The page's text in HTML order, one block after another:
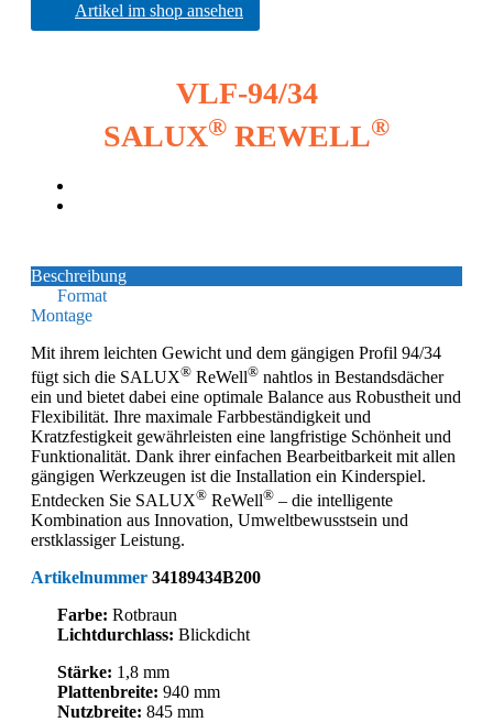
Artikel im shop ansehen
VLF-94/34
SALUX® REWELL®
Beschreibung
Format
Montage
Mit ihrem leichten Gewicht und dem gängigen Profil 94/34
fügt sich die SALUX® ReWell® nahtlos in Bestandsdächer
ein und bietet dabei eine optimale Balance aus Robustheit und
Flexibilität. Ihre maximale Farbbeständigkeit und
Kratzfestigkeit gewährleisten eine langfristige Schönheit und
Funktionalität. Dank ihrer einfachen Bearbeitbarkeit mit allen
gängigen Werkzeugen ist die Installation ein Kinderspiel.
Entdecken Sie SALUX® ReWell® – die intelligente
Kombination aus Innovation, Umweltbewusstsein und
erstklassiger Leistung.
Artikelnummer 34189434B200
Farbe: Rotbraun
Lichtdurchlass: Blickdicht
Stärke: 1,8 mm
Plattenbreite: 940 mm
Nutzbreite: 845 mm